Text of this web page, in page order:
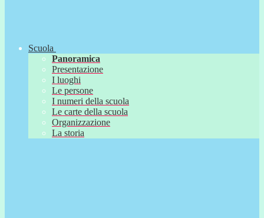
Scuola
Panoramica
Presentazione
I luoghi
Le persone
I numeri della scuola
Le carte della scuola
Organizzazione
La storia